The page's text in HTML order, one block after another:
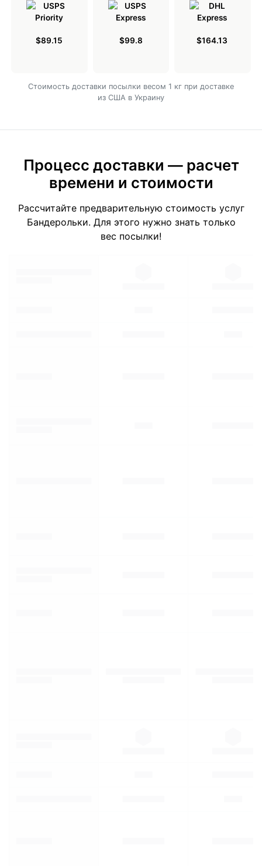
$89.15 $99.8 $164.13
Cтоимость доставки посылки весом 1 кг при доставке
из США в Украину
Процесс доставки — расчет
времени и стоимости
Рассчитайте предварительную стоимость услуг
Бандерольки. Для этого нужно знать только
вес посылки!